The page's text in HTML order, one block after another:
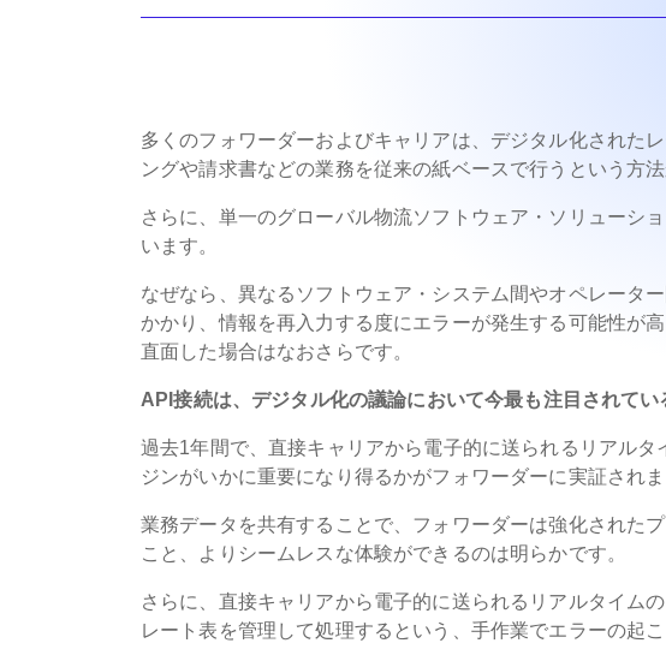
多くのフォワーダーおよびキャリアは、デジタル化された
ングや請求書などの業務を従来の紙ベースで行うという方
さらに、単一のグローバル物流ソフトウェア・ソリューシ
います。
なぜなら、異なるソフトウェア・システム間やオペレータ
かかり、情報を再入力する度にエラーが発生する可能性が
直面した場合はなおさらです。
API接続は、デジタル化の議論において今最も注目されてい
過去1年間で、直接キャリアから電子的に送られるリアル
ジンがいかに重要になり得るかがフォワーダーに実証されま
業務データを共有することで、フォワーダーは強化された
こと、よりシームレスな体験ができるのは明らかです。
さらに、直接キャリアから電子的に送られるリアルタイム
レート表を管理して処理するという、手作業でエラーの起